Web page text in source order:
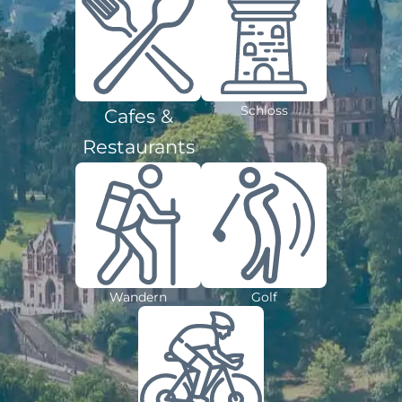
Cafes &
Restaurants
Schloss
Wandern Golf